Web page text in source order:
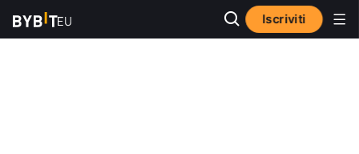
Iscriviti